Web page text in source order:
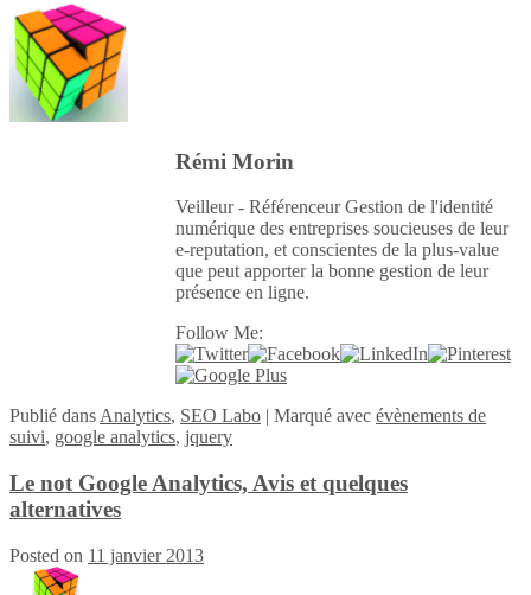
Rémi Morin
Veilleur - Référenceur Gestion de l'identité
numérique des entreprises soucieuses de leur
e-reputation, et conscientes de la plus-value
que peut apporter la bonne gestion de leur
présence en ligne.
Follow Me:
Publié dans Analytics, SEO Labo | Marqué avec évènements de
suivi, google analytics, jquery
Le not Google Analytics, Avis et quelques
alternatives
Posted on 11 janvier 2013